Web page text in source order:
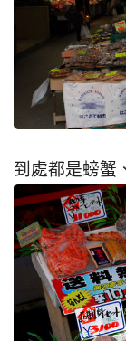
到處都是螃蟹